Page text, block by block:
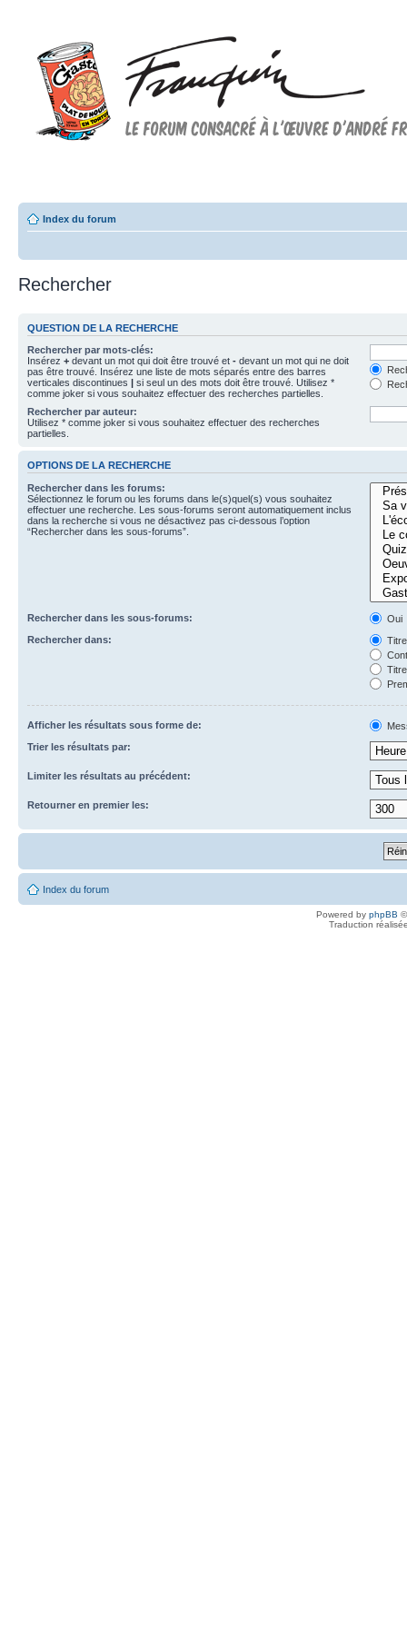
Index du forum
Rechercher
QUESTION DE LA RECHERCHE
Rechercher par mots-clés:
Insérez + devant un mot qui doit être trouvé et - devant un mot qui ne doit
pas être trouvé. Insérez une liste de mots séparés entre des barres
verticales discontinues | si seul un des mots doit être trouvé. Utilisez *
comme joker si vous souhaitez effectuer des recherches partielles.
Rechercher par auteur:
Utilisez * comme joker si vous souhaitez effectuer des recherches
partielles.
OPTIONS DE LA RECHERCHE
Rechercher dans les forums:
Sélectionnez le forum ou les forums dans le(s)quel(s) vous souhaitez
effectuer une recherche. Les sous-forums seront automatiquement inclus
dans la recherche si vous ne désactivez pas ci-dessous l’option
“Rechercher dans les sous-forums”.
Rechercher dans les sous-forums:
Oui
Rechercher dans:
Afficher les résultats sous forme de:
Trier les résultats par:
Limiter les résultats au précédent:
Retourner en premier les:
Index du forum
Powered by phpBB
Traduction